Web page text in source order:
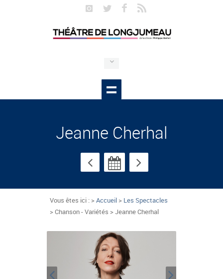
Jeanne Cherhal
Vous êtes ici : >Accueil > Les Spectacles
> Chanson - Variétés > Jeanne Cherhal